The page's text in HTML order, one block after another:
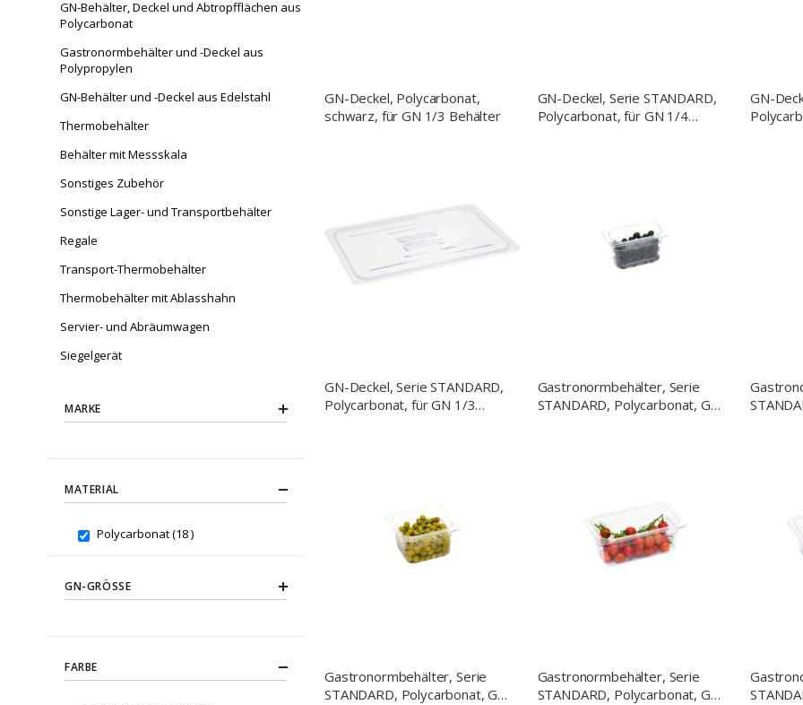
GN-Deckel, Polycarbonat,
schwarz, für GN 1/3 Behälter
GN-Deckel, Serie STANDARD,
Polycarbonat, für GN 1/4
GN-
GN-Deckel, Serie STANDARD,
Polycarbonat, für GN 1/3
Gastronormbehälter, Serie
STANDARD, Polycarbonat, GN
Gastronormbehälter, Serie
STANDARD, Polycarbonat, GN
Gastronormbehälter, Serie
STANDARD, Polycarbonat, GN
GN-Behälter, Deckel und Abtropfflächen aus
Polycarbonat
Gastronormbehälter und -Deckel aus
Polypropylen
GN-Behälter und -Deckel aus Edelstahl
Thermobehälter
Behälter mit Messskala
Sonstiges Zubehör
Sonstige Lager- und Transportbehälter
Regale
Transport-Thermobehälter
Thermobehälter mit Ablasshahn
Servier- und Abräumwagen
Siegelgerät
MARKE
MATERIAL
Polycarbonat 18items
GN-GRÖSSE
FARBE